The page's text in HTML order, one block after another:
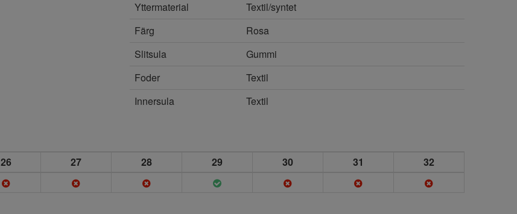
Yttermaterial
Textil/syntet
Färg
Rosa
Slitsula
Gummi
Foder
Textil
Innersula
Textil
26 27 28 29 30 31
32